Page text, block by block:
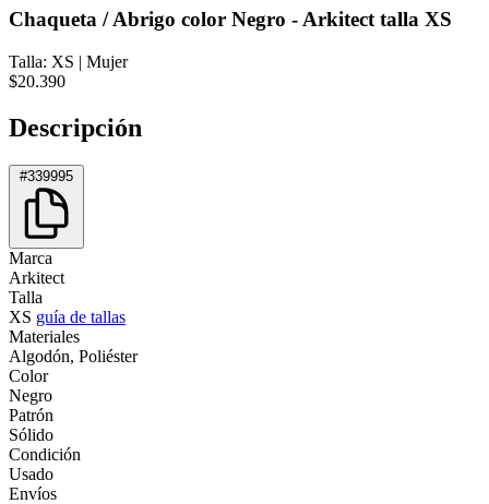
Chaqueta / Abrigo color Negro - Arkitect talla XS
Talla: XS | Mujer
$20.390
Descripción
#339995
Marca
Arkitect
Talla
XS guía de tallas
Materiales
Algodón, Poliéster
Color
Negro
Patrón
Sólido
Condición
Usado
Envíos